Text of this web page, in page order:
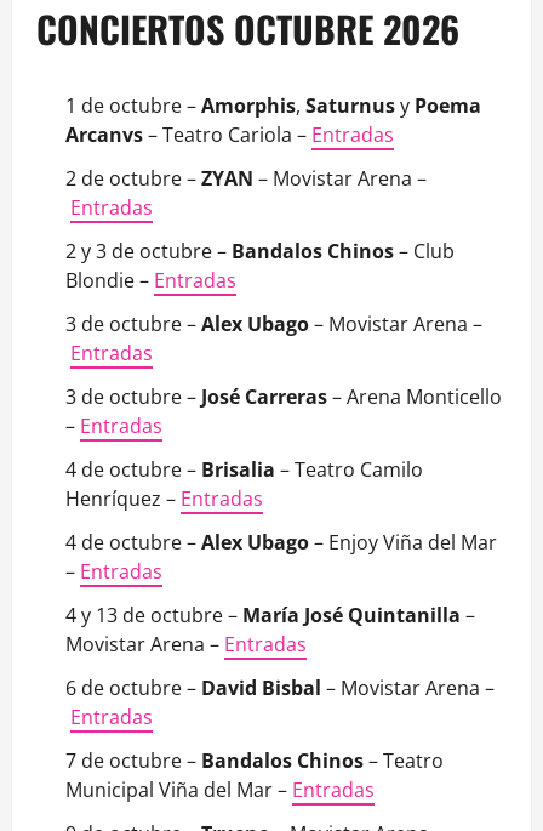
CONCIERTOS OCTUBRE 2026
1 de octubre –Amorphis, Saturnusy Poema
Arcanvs– Teatro Cariola – Entradas
2 de octubre –ZYAN – Movistar Arena –
Entradas
2 y 3 de octubre – Bandalos Chinos– Club
Blondie – Entradas
3 de octubre –Alex Ubago– Movistar Arena –
Entradas
3 de octubre – José Carreras– Arena Monticello
– Entradas
4 de octubre – Brisalia – Teatro Camilo
Henríquez – Entradas
4 de octubre –Alex Ubago– Enjoy Viña del Mar
– Entradas
4 y 13 de octubre – María José Quintanilla –
Movistar Arena – Entradas
6 de octubre – David Bisbal – Movistar Arena –
Entradas
7 de octubre – Bandalos Chinos– Teatro
Municipal Viña del Mar – Entradas